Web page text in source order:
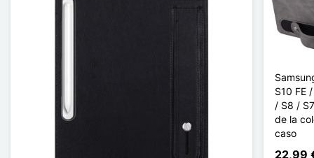
S10 FE
/ S8 /
de la
caso
22,99